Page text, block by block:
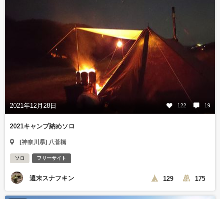
2021年12月28日 122 19
2021キャンプ納めソロ
[神奈川県] 八菅橋
ソロ フリーサイト
週末スナフキン 129 175